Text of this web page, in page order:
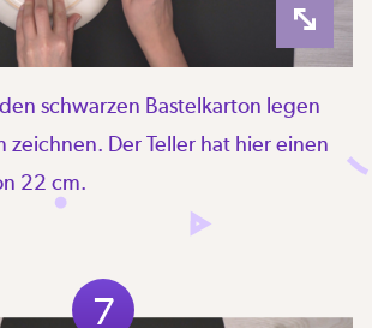
schwarzen Bastelkarton legen
zeichnen. Der Teller hat hier einen
22 cm.
7